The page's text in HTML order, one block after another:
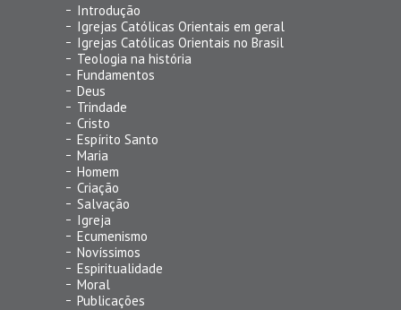
Introdução
Igrejas Católicas Orientais em geral
Igrejas Católicas Orientais no Brasil
Teologia na história
Fundamentos
Deus
Trindade
Cristo
Espírito Santo
Maria
Homem
Criação
Salvação
Igreja
Ecumenismo
Novíssimos
Espiritualidade
Moral
Publicações